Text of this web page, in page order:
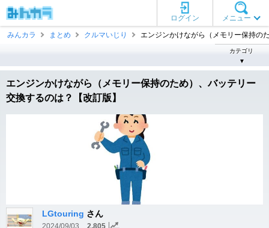
メニュー
ログイン
みんカラ
まとめ クルマいじり エンジンかけながら（メモリー保持の
カテゴリ
▼
エンジンかけながら（メモリー保持のため）、バッテリー
交換するのは？【改訂版】
LGtouring さん
2024/09/03
2,805